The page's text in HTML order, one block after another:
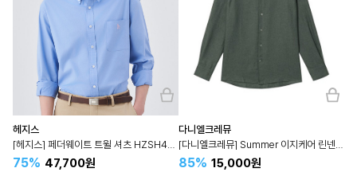
헤지스
[헤지스] 페더웨이트 트윌 셔츠 HZSH4A203
75% 47,700원
다니엘크레뮤
[다니엘크레뮤] Summer 이지케어 린넨블렌디드 셔츠 3종 세트
85% 15,000원